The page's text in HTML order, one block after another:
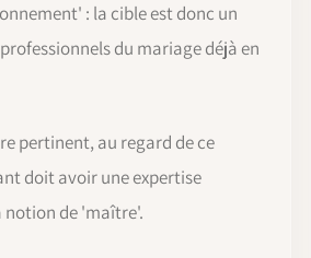
: la cible est donc un
du mariage déjà en
pertinent, au regard de ce
doit avoir une expertise
notion de 'maître'.